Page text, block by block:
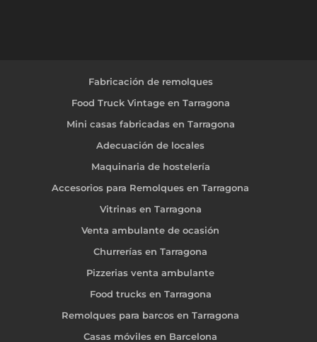
Fabricación de remolques
Food Truck Vintage en Tarragona
Mini casas fabricadas en Tarragona
Adecuación de locales
Maquinaria de hostelería
Accesorios para Remolques en Tarragona
Vitrinas en Tarragona
Venta ambulante de ocasión
Churrerías en Tarragona
Pizzerias venta ambulante
Food trucks en Tarragona
Remolques para barcos en Tarragona
Casas móviles en Barcelona